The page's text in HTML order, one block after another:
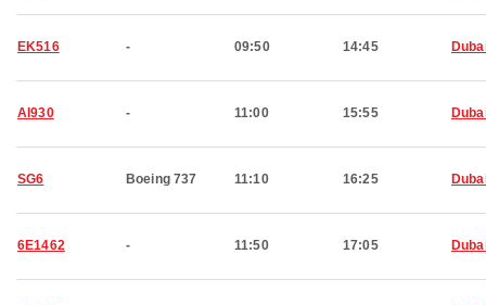
EK516 - 09:50 14:45
AI930 - 11:00 15:55
SG6 Boeing 737 11:10 16:25
6E1462 - 11:50 17:05